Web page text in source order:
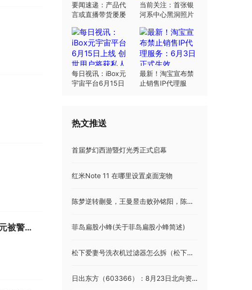
“投资”回报率高达10%-20%？老人去银行转账100万元被警银劝阻
要闻速递：产品代
言或直播带货屡屡
弦明星要绷紧
当前关注：首张银
河系中心黑洞照片
数十年研究
每日视讯：iBox元
宇宙平台6月15日
最新！淘宝宣布禁
止销售IP代理服
热文推送
首届梦幻西游暨灯光秀正式启幕
红米Note 11 在哪里设置桌面宠物
陈梦逆转蒯曼，王曼昱击败孙铭阳，陈幸同击败范思琦
菲岛扁股小蜂(关于菲岛扁股小蜂简述)
松下爱妻号洗衣机过滤器怎么拆（松下爱妻号洗衣机）
日出东方（603366）：8月23日北向资金减持108.85万股